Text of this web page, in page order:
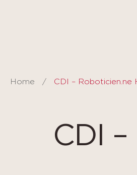
Home CDI – Roboticien.ne
CDI